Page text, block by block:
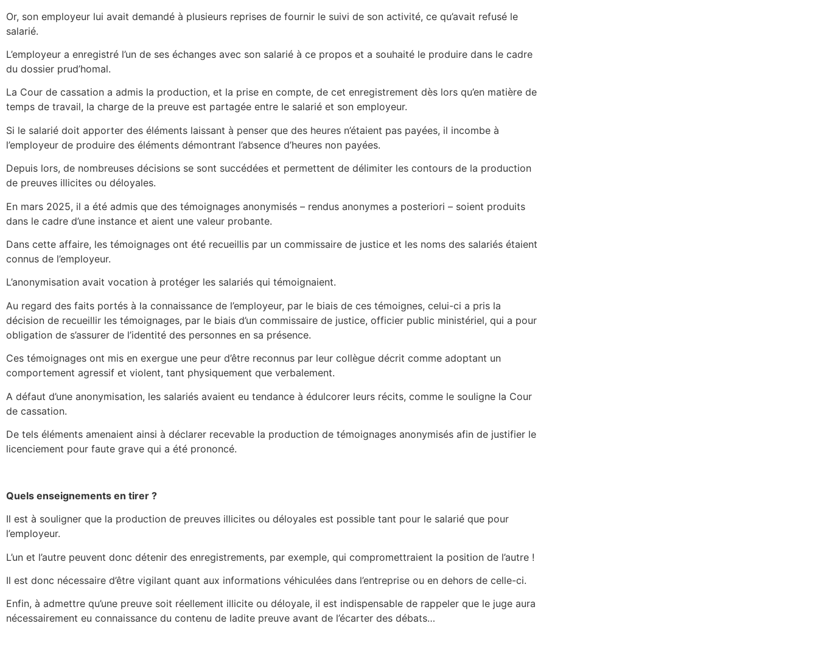
Or, son employeur lui avait demandé à plusieurs reprises de fournir le suivi de son activité, ce qu’avait refusé le
salarié.
L’employeur a enregistré l’un de ses échanges avec son salarié à ce propos et a souhaité le produire dans le cadre
du dossier prud’homal.
La Cour de cassation a admis la production, et la prise en compte, de cet enregistrement dès lors qu’en matière de
temps de travail, la charge de la preuve est partagée entre le salarié et son employeur.
Si le salarié doit apporter des éléments laissant à penser que des heures n’étaient pas payées, il incombe à
l’employeur de produire des éléments démontrant l’absence d’heures non payées.
Depuis lors, de nombreuses décisions se sont succédées et permettent de délimiter les contours de la production
de preuves illicites ou déloyales.
En mars 2025, il a été admis que des témoignages anonymisés – rendus anonymes a posteriori – soient produits
dans le cadre d’une instance et aient une valeur probante.
Dans cette affaire, les témoignages ont été recueillis par un commissaire de justice et les noms des salariés étaient
connus de l’employeur.
L’anonymisation avait vocation à protéger les salariés qui témoignaient.
Au regard des faits portés à la connaissance de l’employeur, par le biais de ces témoignes, celui-ci a pris la
décision de recueillir les témoignages, par le biais d’un commissaire de justice, officier public ministériel, qui a pour
obligation de s’assurer de l’identité des personnes en sa présence.
Ces témoignages ont mis en exergue une peur d’être reconnus par leur collègue décrit comme adoptant un
comportement agressif et violent, tant physiquement que verbalement.
A défaut d’une anonymisation, les salariés avaient eu tendance à édulcorer leurs récits, comme le souligne la Cour
de cassation.
De tels éléments amenaient ainsi à déclarer recevable la production de témoignages anonymisés afin de justifier le
licenciement pour faute grave qui a été prononcé.
Quels enseignements en tirer ?
Il est à souligner que la production de preuves illicites ou déloyales est possible tant pour le salarié que pour
l’employeur.
L’un et l’autre peuvent donc détenir des enregistrements, par exemple, qui compromettraient la position de l’autre !
Il est donc nécessaire d’être vigilant quant aux informations véhiculées dans l’entreprise ou en dehors de celle-ci.
Enfin, à admettre qu’une preuve soit réellement illicite ou déloyale, il est indispensable de rappeler que le juge aura
nécessairement eu connaissance du contenu de ladite preuve avant de l’écarter des débats…